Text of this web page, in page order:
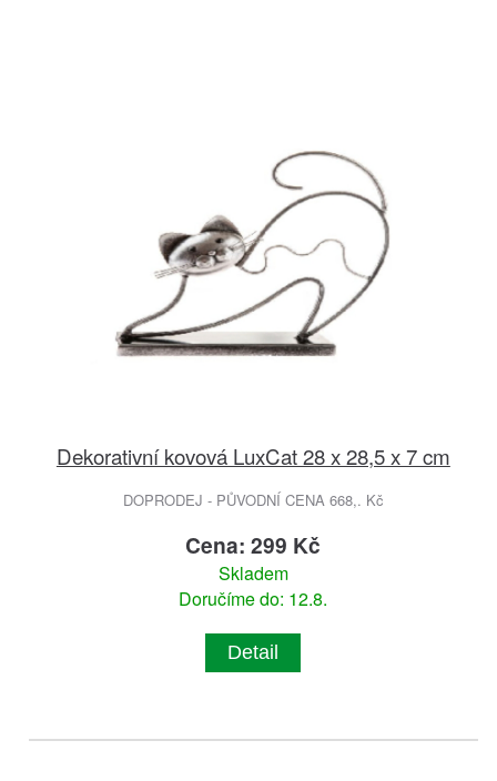
Dekorativní kovová LuxCat 28 x 28,5 x 7 cm
DOPRODEJ - PŮVODNÍ CENA 668,. Kč
Cena: 299 Kč
Skladem
Doručíme do: 12.8.
Detail